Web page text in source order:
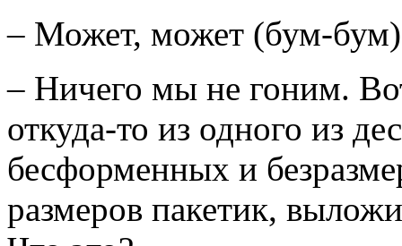
– Может, может (бум-бум)
– Ничего мы не гоним.
откуда-то из одного из
бесформенных и
размеров пакетик,